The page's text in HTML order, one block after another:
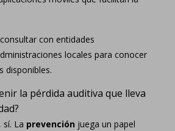
con entidades
locales para conocer
disponibles.
la pérdida auditiva que lleva
sí. La prevención juega un papel